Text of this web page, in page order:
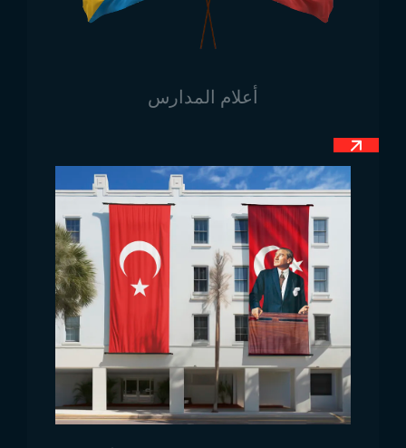
عند تصميم الأعلام، لا تغفل الدول عن تحميلها معانٍ معينة.
الهدف الأساسي من هذه المعاني هو توحيد الأمة وتذكيرهم
طويلة من أوجاع كبيرة، إلا أنها لم تعبّر عن هذه الآلام في
علمها. يحمل علم البوسنة والهرسك بعض المعاني الواضحة،
لكنها لا ترتبط مباشرة بالمراحل التي مرت بها البلاد. يتكون
العلم من لون واحد في الخلفية، وهو أزرق نفطي.
هذا اللون يرمز إلى أوروبا. فهو نفس اللون المستخدم في
علم الاتحاد الأوروبي، وبذلك تحاول البوسنة والهرسك التأكيد
على انتمائها لأوروبا. بالإضافة إلى ذلك، يوجد على العلم تسع
نجوم بيضاء مرتبطة أيضًا بأوروبا. يمكن القول إن ألوان
ورموز العلم مستوحاة من أوروبا وليس من استقلال الأمة
أو آلامها. الرمز الأخير على العلم هو مثلث أصفر اللون، وهو
رمز كان موجودًا في راية أحد ملوك البلاد السابقين. يرمز
هذا المثلث إلى الشمس والسلام، وهو الرمز الوطني الوحيد
أبعاد علم البوسنة والهرسك
أعلام المدارس